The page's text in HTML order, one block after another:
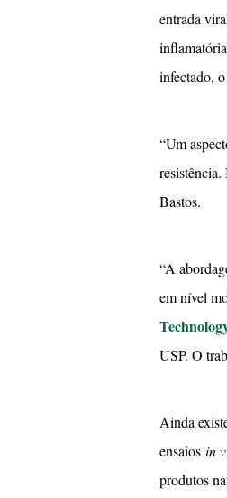
entrada
infectado,
“Um
Bastos.
“A
em nível
USP. O
Ainda
ensaios in
produtos